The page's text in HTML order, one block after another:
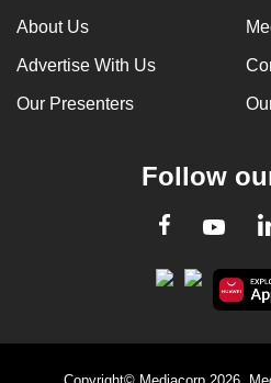
About Us
Advertise With Us
Our Presenters
Follow
Facebook